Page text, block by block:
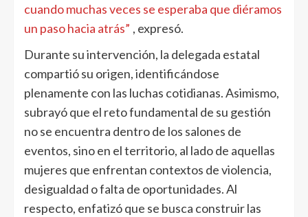
cuando muchas veces se esperaba que diéramos
un paso hacia atrás” , expresó.
Durante su intervención, la delegada estatal
compartió su origen, identificándose
plenamente con las luchas cotidianas. Asimismo,
subrayó que el reto fundamental de su gestión
no se encuentra dentro de los salones de
eventos, sino en el territorio, al lado de aquellas
mujeres que enfrentan contextos de violencia,
desigualdad o falta de oportunidades. Al
respecto, enfatizó que se busca construir las